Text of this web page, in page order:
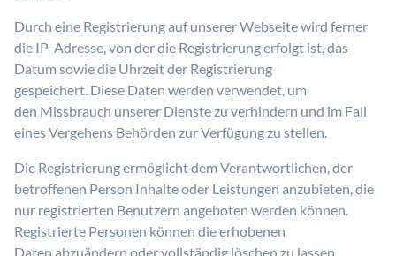
Durch eine Registrierung auf unserer Webseite wird ferner
die IP-Adresse, von der die Registrierung erfolgt ist, das
Datum sowie die Uhrzeit der Registrierung
gespeichert. Diese Daten werden verwendet, um
den Missbrauch unserer Dienste zu verhindern und im Fall
eines Vergehens Behörden zur Verfügung zu stellen.
Die Registrierung ermöglicht dem Verantwortlichen, der
betroffenen Person Inhalte oder Leistungen anzubieten, die
nur registrierten Benutzern angeboten werden können.
Registrierte Personen können die erhobenen
Daten abzuändern oder vollständig löschen zu lassen.